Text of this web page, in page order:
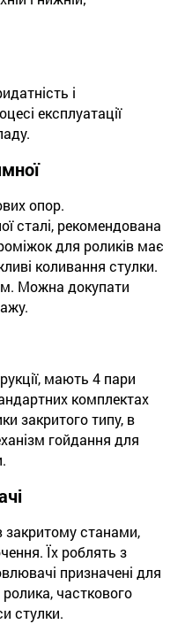
і
експлуатації
опор.
сталі, рекомендована
для роликів має
коливання стулки.
м. Можна докупати
мають 4 пари
комплектах
закритого типу, в
гойдання для
закритому станами,
Їх роблять з
призначені для
ролика, часткового
стулки.